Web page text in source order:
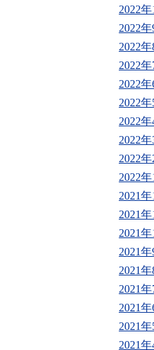
2022年
2022年
2022年
2022年
2022年
2022年
2022年
2022年
2022年
2022年
2021年
2021年
2021年
2021年
2021年
2021年
2021年
2021年
2021年